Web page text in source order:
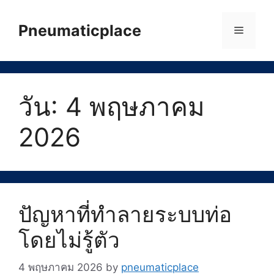
contentPneumaticplace Menu
วัน: 4 พฤษภาคม
2026
ปัญหาที่ทำลายระบบท่อ
โดยไม่รู้ตัว
4 พฤษภาคม 2026 by pneumaticplace